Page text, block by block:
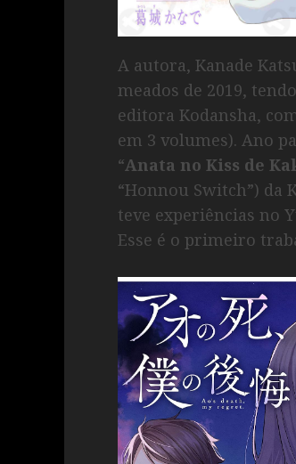
A autora, Kanade
meados de 2019,
editora Kodansha,
em 3 volumes). Ano
“Anata no Kiss de
“Honnou Switch”) da
teve experiências no
Esse é o primeiro